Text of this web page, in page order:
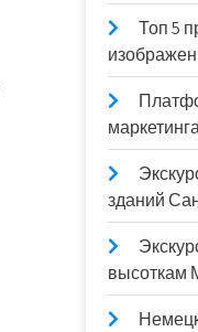
Топ 5
зданий
высоткам